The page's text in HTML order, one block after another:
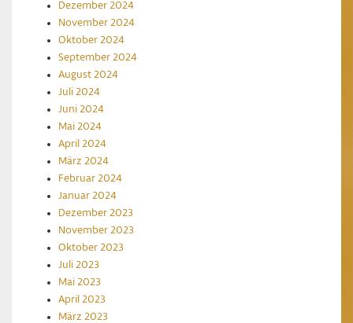
Dezember 2024
November 2024
Oktober 2024
September 2024
August 2024
Juli 2024
Juni 2024
Mai 2024
April 2024
März 2024
Februar 2024
Januar 2024
Dezember 2023
November 2023
Oktober 2023
Juli 2023
Mai 2023
April 2023
März 2023